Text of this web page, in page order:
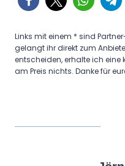
Links mit einem * sind
gelangt ihr direkt zum
entscheiden, erhalte ich eine
am Preis nichts. Danke für